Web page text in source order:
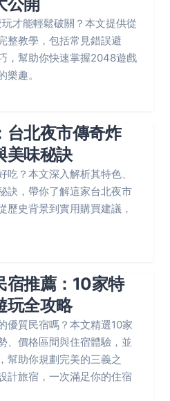
才能輕鬆破關？本文提供從
整教學，包括常見錯誤避
，幫助你快速掌握2048遊戲
趣。
台北夜市傳奇炸
美味秘訣
？本文深入解析其特色、
訣，帶你了解這家台北夜市
歷史背景到實用購買建議，
宿推薦：10家特
玩全攻略
優質民宿嗎？本文精選10家
、價格區間與住宿體驗，並
幫助你規劃完美的三義之
計旅宿，一次滿足你的住宿